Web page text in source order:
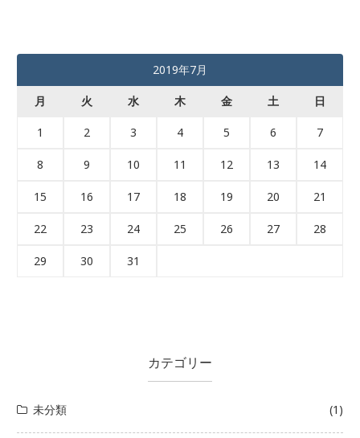
2019年7月
月 火 水 木 金 土 日
1 2 3 4 5 6 7
8 9 10 11 12 13 14
15 16 17 18 19 20 21
22 23 24 25 26 27 28
29 30 31
カテゴリー
未分類 (1)